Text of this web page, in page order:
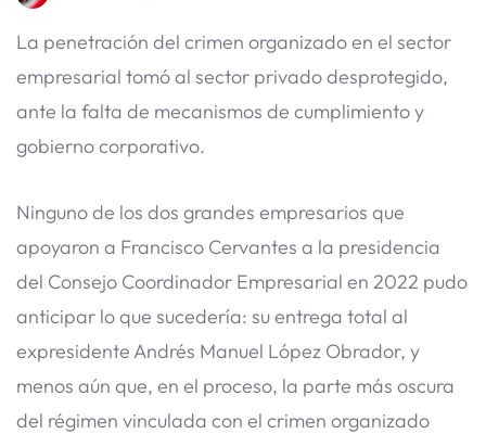
La penetración del crimen organizado en el sector
empresarial tomó al sector privado desprotegido,
ante la falta de mecanismos de cumplimiento y
gobierno corporativo.
Ninguno de los dos grandes empresarios que
apoyaron a Francisco Cervantes a la presidencia
del Consejo Coordinador Empresarial en 2022 pudo
anticipar lo que sucedería: su entrega total al
expresidente Andrés Manuel López Obrador, y
menos aún que, en el proceso, la parte más oscura
del régimen vinculada con el crimen organizado